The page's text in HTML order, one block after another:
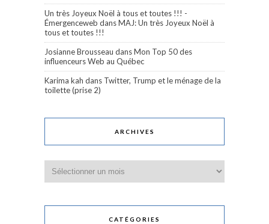
Un très Joyeux Noël à tous et toutes !!! -
Émergenceweb dansMAJ: Un très Joyeux Noël à
tous et toutes !!!
Josianne Brousseau dansMon Top 50 des
influenceurs Web au Québec
Karima kah dans Twitter, Trump et le ménage de la
toilette (prise 2)
ARCHIVES
CATÉGORIES